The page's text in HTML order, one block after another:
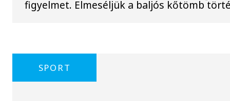
figyelmet. Elmeséljük a baljós kőtömb
SPORT